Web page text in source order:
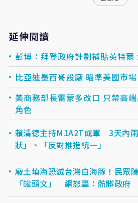
延伸閱讀
彭博：拜登政府計劃補貼英特
比亞迪墨西哥設廠 瞄準美國市場
美商務部長雷蒙多改口 只禁高
角色
賴清德主持M1A2T成軍 3天內
狀」、「反對推進統一」
廢土填海恐滅台灣白海豚！民眾
「罐頭文」 網怒轟：骯髒政府